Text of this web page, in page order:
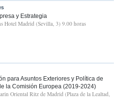
y Estrategia
Hotel Madrid (Sevilla, 3) 9.00 horas
para Asuntos Exteriores y Política de
la Comisión Europea (2019-2024)
Oriental Ritz de Madrid (Plaza de la Lealtad,